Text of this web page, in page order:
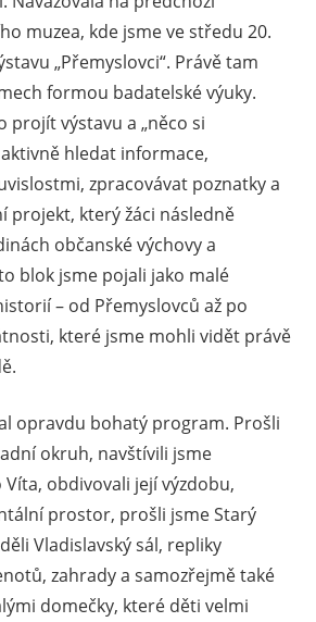
muzea, kde jsme ve středu 20.
„Přemyslovci“. Právě tam
formou badatelské výuky.
projít výstavu a „něco si
hledat informace,
zpracovávat poznatky a
projekt, který žáci následně
občanské výchovy a
blok jsme pojali jako malé
– od Přemyslovců až po
které jsme mohli vidět právě
opravdu bohatý program. Prošli
okruh, navštívili jsme
obdivovali její výzdobu,
prostor, prošli jsme Starý
Vladislavský sál, repliky
zahrady a samozřejmě také
domečky, které děti velmi